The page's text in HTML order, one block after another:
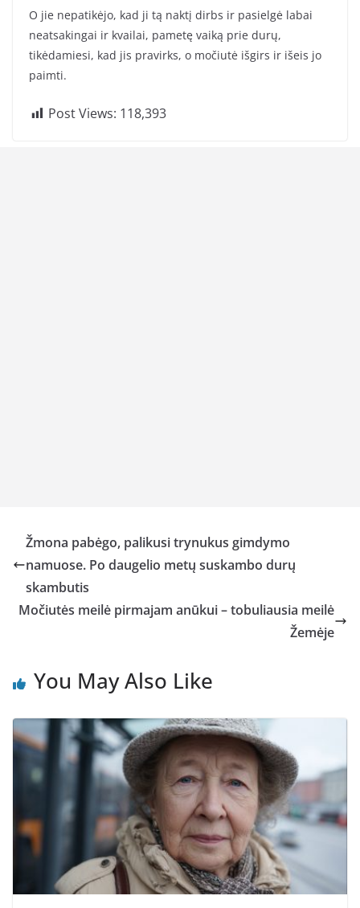
O jie nepatikėjo, kad ji tą naktį dirbs ir pasielgė labai
neatsakingai ir kvailai, pametę vaiką prie durų,
tikėdamiesi, kad jis pravirks, o močiutė išgirs ir išeis jo
paimti.
Post Views: 118,393
Žmona pabėgo, palikusi trynukus gimdymo
namuose. Po daugelio metų suskambo durų
skambutis
Močiutės meilė pirmajam anūkui – tobuliausia meilė
Žemėje
You May Also Like